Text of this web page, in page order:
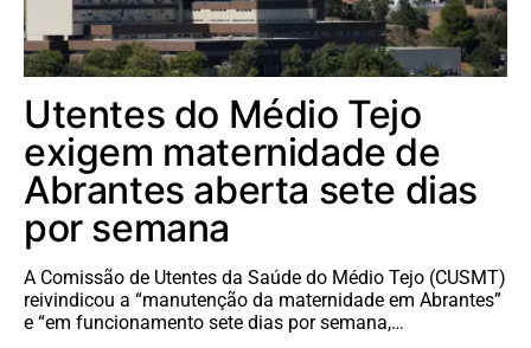
Utentes do Médio Tejo
exigem maternidade de
Abrantes aberta sete dias
por semana
A Comissão de Utentes da Saúde do Médio Tejo (CUSMT)
reivindicou a “manutenção da maternidade em Abrantes”
e “em funcionamento sete dias por semana,…